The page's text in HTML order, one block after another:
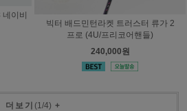
이비
빅터 배드민턴라켓 트러스터 류가 2
프로 (4U/프리코어핸들)
240,000원
더보기 (1/4) +